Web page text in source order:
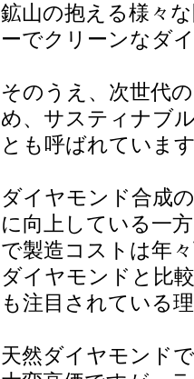
鉱山の抱える様々
ーでクリーンなダ
そのうえ、次世代
め、サスティナ
とも呼ばれていま
ダイヤモンド合成
に向上している一
で製造コストは年
ダイヤモンドと比
も注目されている
天然ダイヤモンド